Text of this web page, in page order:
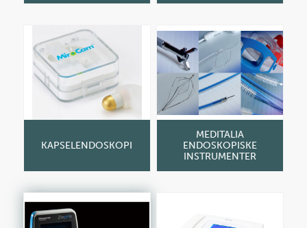
KAPSELENDOSKOPI
MEDITALIA
ENDOSKOPISKE
INSTRUMENTER